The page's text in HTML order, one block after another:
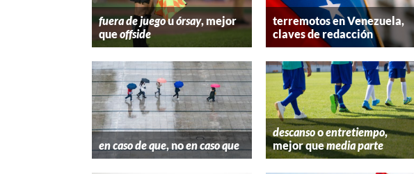
fuera de juegouórsay, mejor
queoffside
terremotos en Venezuela,
claves de redacción
en caso de que, noen caso que
descansooentretiempo,
mejor quemedia parte